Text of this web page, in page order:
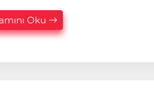
Oku